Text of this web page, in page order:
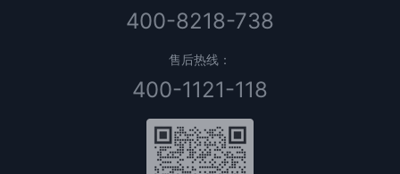
400-8218-738
售后热线：
400-1121-118